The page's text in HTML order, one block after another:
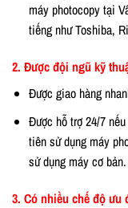
máy photocopy tại
tiếng như Toshiba,
2. Được đội ngũ kỹ
Được giao hàng
Được hỗ trợ 24/7
tiên sử dụng máy
sử dụng máy cơ bản.
3. Có nhiều chế độ ưu